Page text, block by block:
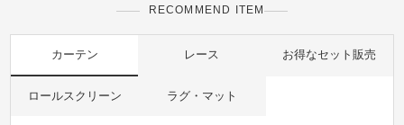
RECOMMEND ITEM
カーテン レース お得なセット販売
ロールスクリーン ラグ・マット